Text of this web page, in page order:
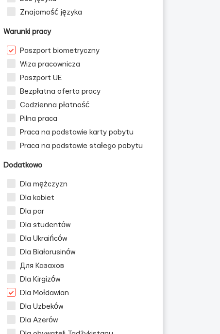
Znajomość języka
Warunki pracy
Paszport biometryczny
Wiza pracownicza
Paszport UE
Bezpłatna oferta pracy
Codzienna płatność
Pilna praca
Praca na podstawie karty pobytu
Praca na podstawie stałego pobytu
Dodatkowo
Dla mężczyzn
Dla kobiet
Dla par
Dla studentów
Dla Ukraińców
Dla Białorusinów
Для Казахов
Dla Kirgizów
Dla Mołdawian
Dla Uzbeków
Dla Azerów